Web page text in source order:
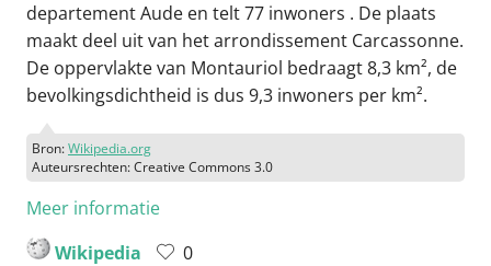
departement Aude en telt 77 inwoners . De plaats
maakt deel uit van het arrondissement Carcassonne.
De oppervlakte van Montauriol bedraagt 8,3 km², de
bevolkingsdichtheid is dus 9,3 inwoners per km².
Bron:Wikipedia.org
Auteursrechten: Creative Commons 3.0
Meer informatie
Wikipedia
0